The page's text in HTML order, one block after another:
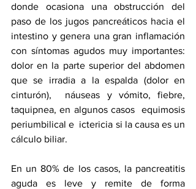
donde ocasiona una obstrucción del
paso de los jugos pancreáticos hacia el
intestino y genera una gran inflamación
con síntomas agudos muy importantes:
dolor en la parte superior del abdomen
que se irradia a la espalda (dolor en
cinturón),  náuseas y vómito, fiebre,
taquipnea, en algunos casos  equimosis
periumbilical e  ictericia si la causa es un
cálculo biliar.
En un 80% de los casos, la pancreatitis
aguda es leve y remite de forma